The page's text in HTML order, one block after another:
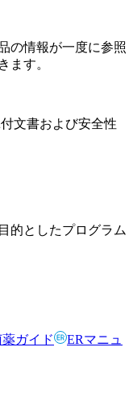
の情報が一度に参照
ます。
文書および安全性
的としたプログラム
ガイド
ERマニュ